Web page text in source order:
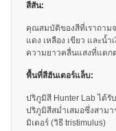
และ
งาน
พิมพ์
สินค้า
สีสัน:
คุณสมบัติของสีที่เราถามจ
แดง เหลือง เขียว และน้ำ
ความยาวคลื่นแสงที่แตก
พื้นที่สีฮันเตอร์แล็บ:
ปริภูมิสี Hunter Lab ได้รั
ปริภูมิสีสม่ำเสมอซึ่งสามา
มิเตอร์ (วิธี tristimulus)